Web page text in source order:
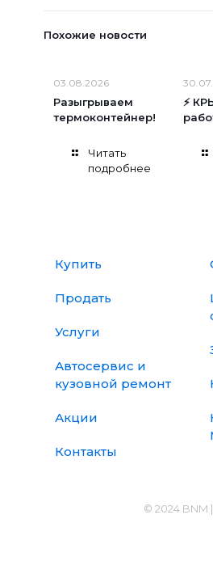
Похожие новости
03.08.2026
Разыгрываем
термоконтейнер!
Читать
подробнее
⚡
Купить
Продать
Услуги
Автосервис и
кузовной ремонт
Акции
Контакты
© 2024